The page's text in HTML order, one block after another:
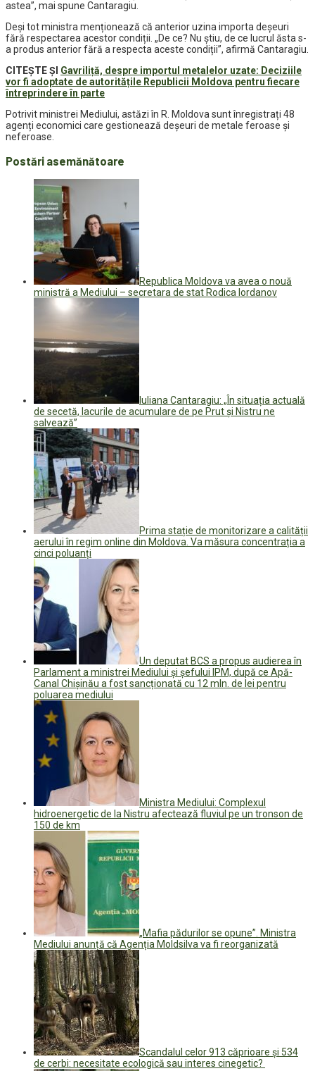
astea”, mai spune Cantaragiu.
Deși tot ministra menționează că anterior uzina importa deșeuri
fără respectarea acestor condiții. „De ce? Nu știu, de ce lucrul ăsta s-
a produs anterior fără a respecta aceste condiții”, afirmă Cantaragiu.
CITEȘTE ȘI Gavriliță, despre importul metalelor uzate: Deciziile
vor fi adoptate de autoritățile Republicii Moldova pentru fiecare
întreprindere în parte
Potrivit ministrei Mediului, astăzi în R. Moldova sunt înregistrați 48
agenți economici care gestionează deșeuri de metale feroase și
neferoase.
Postări asemănătoare
Republica Moldova va avea o nouă
ministră a Mediului – secretara de stat Rodica Iordanov
Iuliana Cantaragiu: „În situația actuală
de secetă, lacurile de acumulare de pe Prut și Nistru ne
salvează”
Prima stație de monitorizare a calității
aerului în regim online din Moldova. Va măsura concentrația a
cinci poluanți
Un deputat BCS a propus audierea în
Parlament a ministrei Mediului și șefului IPM, după ce Apă-
Canal Chișinău a fost sancționată cu 12 mln. de lei pentru
poluarea mediului
Ministra Mediului: Complexul
hidroenergetic de la Nistru afectează fluviul pe un tronson de
150 de km
„Mafia pădurilor se opune”. Ministra
Mediului anunță că Agenția Moldsilva va fi reorganizată
Scandalul celor 913 căprioare și 534
de cerbi: necesitate ecologică sau interes cinegetic?